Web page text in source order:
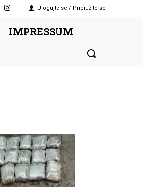
Ulogujte se / Pridružite se
IMPRESSUM